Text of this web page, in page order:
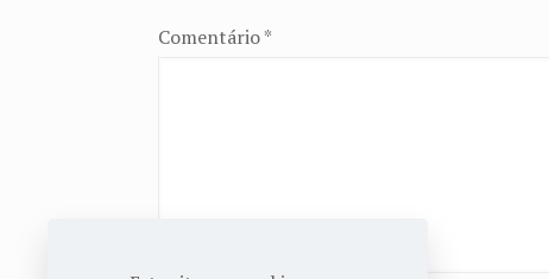
Comentário*